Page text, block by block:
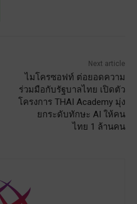
Next article
ไมโครซอฟท์ ต่อยอดความ
ร่วมมือกับรัฐบาลไทย เปิดตัว
โครงการ THAI Academy มุ่ง
ยกระดับทักษะ AI ให้คน
ไทย 1 ล้านคน